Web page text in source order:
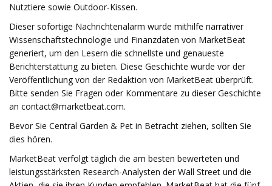
Nutztiere sowie Outdoor-Kissen.
Dieser sofortige Nachrichtenalarm wurde mithilfe narrativer
Wissenschaftstechnologie und Finanzdaten von MarketBeat
generiert, um den Lesern die schnellste und genaueste
Berichterstattung zu bieten. Diese Geschichte wurde vor der
Veröffentlichung von der Redaktion von MarketBeat überprüft.
Bitte senden Sie Fragen oder Kommentare zu dieser Geschichte
an contact@marketbeat.com.
Bevor Sie Central Garden & Pet in Betracht ziehen, sollten Sie
dies hören.
MarketBeat verfolgt täglich die am besten bewerteten und
leistungsstärksten Research-Analysten der Wall Street und die